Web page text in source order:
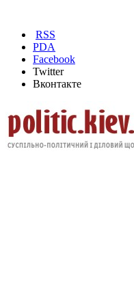
RSS
PDA
Facebook
Twitter
Вконтакте